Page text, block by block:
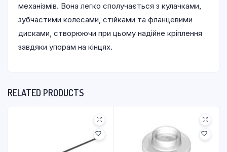
механізмів. Вона легко сполучається з кулачками,
зубчастими колесами, стійками та фланцевими
дисками, створюючи при цьому надійне кріплення
завдяки упорам на кінцях.
RELATED PRODUCTS